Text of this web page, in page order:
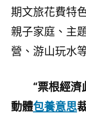
期文旅花費特
親子家庭、主
營、游山玩水
“票根經濟
動體包養意思